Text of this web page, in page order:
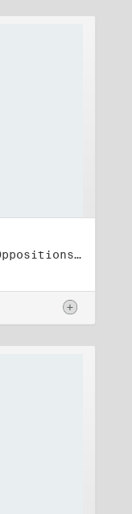
Titel: DDR-Friedens-und Oppositionsbewegung (3)